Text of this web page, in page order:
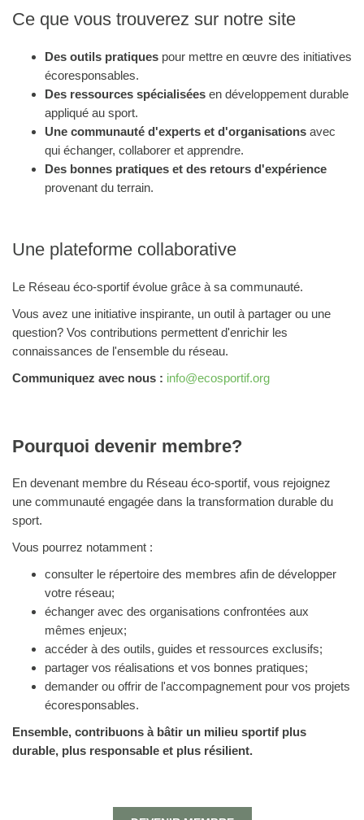
Ce que vous trouverez sur notre site
Des outils pratiques pour mettre en œuvre des initiatives
écoresponsables.
Des ressources spécialisées en développement durable
appliqué au sport.
Une communauté d'experts et d'organisations avec
qui échanger, collaborer et apprendre.
Des bonnes pratiques et des retours d'expérience
provenant du terrain.
Une plateforme collaborative
Le Réseau éco-sportif évolue grâce à sa communauté.
Vous avez une initiative inspirante, un outil à partager ou une
question? Vos contributions permettent d'enrichir les
connaissances de l'ensemble du réseau.
Communiquez avec nous : info@ecosportif.org
Pourquoi devenir membre?
En devenant membre du Réseau éco-sportif, vous rejoignez
une communauté engagée dans la transformation durable du
sport.
Vous pourrez notamment :
consulter le répertoire des membres afin de développer
votre réseau;
échanger avec des organisations confrontées aux
mêmes enjeux;
accéder à des outils, guides et ressources exclusifs;
partager vos réalisations et vos bonnes pratiques;
demander ou offrir de l'accompagnement pour vos projets
écoresponsables.
Ensemble, contribuons à bâtir un milieu sportif plus
durable, plus responsable et plus résilient.